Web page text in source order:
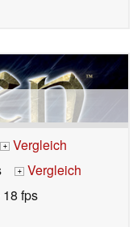
+ Vergleich
+ Vergleich
18 fps